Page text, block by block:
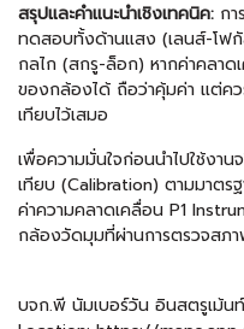
สรุปและคำแนะนำเชิงเทคนิค: ก
ทดสอบทั้งด้านแสง (เลนส์-โฟ
กลไก (สกรู-ล็อก) หากค่าคลาด
ของกล้องได้ ถือว่าคุ้มค่า แต่ค
เทียบไว้เสมอ
เพื่อความมั่นใจก่อนนำไปใช้งา
เทียบ (Calibration) ตามมาตร
ค่าความคลาดเคลื่อน P1
กล้องวัดมุมที่ผ่านการตรวจสภ
บจก.พี นัมเบอร์วัน อินสตรูเม้น